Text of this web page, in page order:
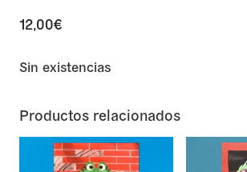
12,00€
Sin existencias
Productos relacionados